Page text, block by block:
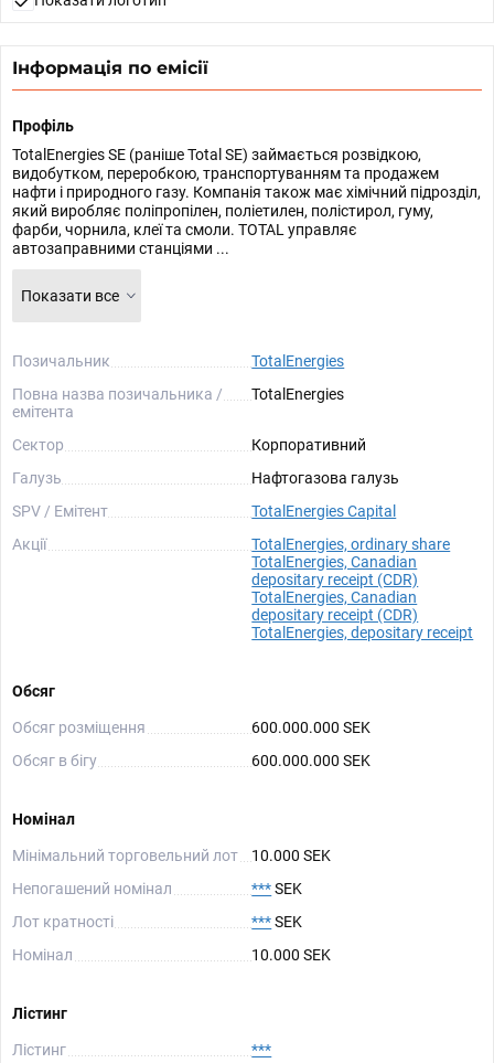
Інформація по емісії
Профіль
TotalEnergies SE (раніше Total SE) займається розвідкою,
видобутком, переробкою, транспортуванням та продажем
нафти і природного газу. Компанія також має хімічний підрозділ,
який виробляє поліпропілен, поліетилен, полістирол, гуму,
фарби, чорнила, клеї та смоли. TOTAL управляє
автозаправними станціями ...
Показати все
Позичальник
TotalEnergies
Повна назва позичальника /
емітента
TotalEnergies
Сектор
Корпоративний
Галузь
Нафтогазова галузь
SPV / Емітент
TotalEnergies Capital
Акції
TotalEnergies, ordinary share
TotalEnergies, Canadian
depositary receipt (CDR)
TotalEnergies, Canadian
depositary receipt (CDR)
TotalEnergies, depositary receipt
Обсяг
Обсяг розміщення
600.000.000 SEK
Обсяг в бігу
600.000.000 SEK
Номінал
Мінімальний торговельний лот
10.000 SEK
Непогашений номінал
***SEK
Лот кратності
***SEK
Номінал
10.000 SEK
Лістинг
Лістинг ***